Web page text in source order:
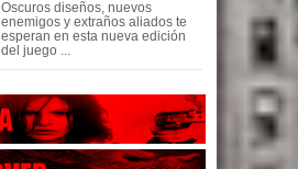
Oscuros diseños, nuevos
enemigos y extraños aliados te
esperan en esta nueva edición
del juego ...